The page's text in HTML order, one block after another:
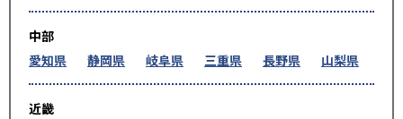
中部
愛知県
静岡県 岐阜県 三重県 長野県 山梨県
近畿